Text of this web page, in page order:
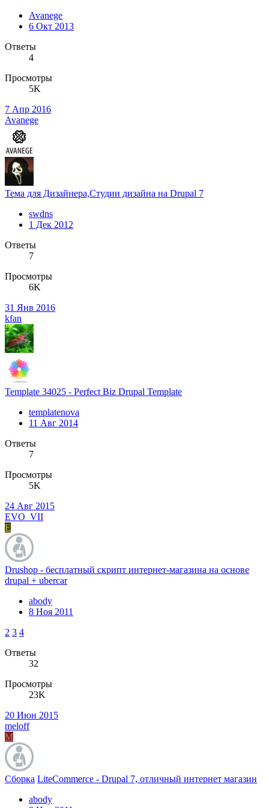
Avanege
6 Окт 2013
Ответы
4
Просмотры
5K
7 Апр 2016
Avanege
Тема для Дизайнера,Студии дизайна на Drupal 7
swdns
1 Дек 2012
Ответы
7
Просмотры
6K
31 Янв 2016
kfan
Template 34025 - Perfect Biz Drupal Template
templatenova
11 Авг 2014
Ответы
7
Просмотры
5K
24 Авг 2015
EVO_VII
E
Drushop - бесплатный скрипт интернет-магазина на основе
drupal + ubercar
abody
8 Ноя 2011
2 3 4
Ответы
32
Просмотры
23K
20 Июн 2015
meloff
M
Сборка LiteCommerce - Drupal 7, отличный интернет магазин
abody